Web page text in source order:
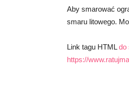
Aby smarować
smaru litowego.
Link tagu HTMLdo
https://